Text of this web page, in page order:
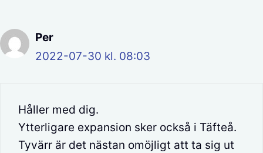
Per
2022-07-30 kl. 08:03
Håller med dig.
Ytterligare expansion sker också i Täfteå.
Tyvärr är det nästan omöjligt att ta sig ut